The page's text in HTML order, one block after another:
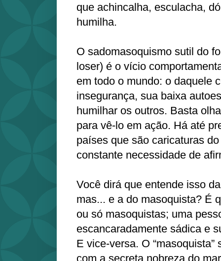
que achincalha, esculacha,
humilha.
O sadomasoquismo sutil do
loser) é o vício
em todo o mundo: o daquele
insegurança, sua baixa
humilhar os outros. Basta
para vê-lo em ação. Há até
países que são caricaturas
constante necessidade de
Você dirá que entende isso
mas... e a do masoquista? É
ou só masoquistas; uma
escancaradamente sádica e
E vice-versa. O “masoquista”
com a secreta nobreza do